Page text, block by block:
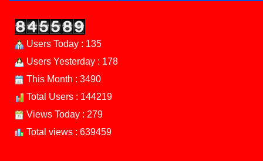
Users Today : 135
Users Yesterday : 178
This Month : 3490
Total Users : 144219
Views Today : 279
Total views : 639459